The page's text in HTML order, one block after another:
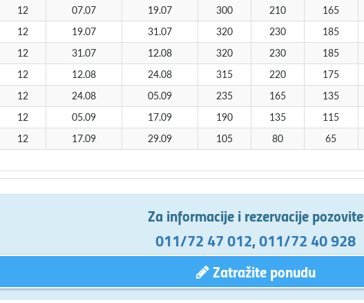
12
07.07 19.07 300 210 165
12
19.07 31.07 320 230 185
12
31.07 12.08 320 230 185
12
12.08 24.08 315 220 175
12
24.08 05.09 235 165 135
12
05.09 17.09 190 135 115
12
17.09 29.09 105 80 65
Za informacije i rezervacije pozovite
011/72 47 012,011/72 40 928
Zatražite ponudu